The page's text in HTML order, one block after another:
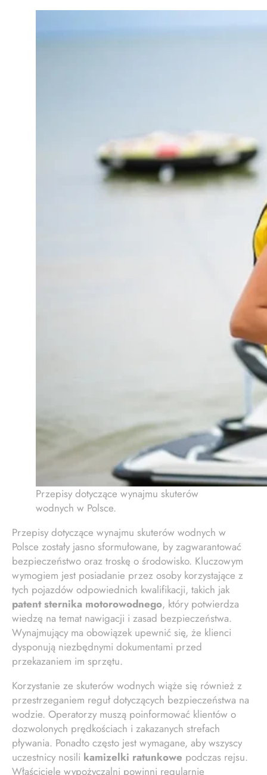
Przepisy dotyczące wynajmu skuterów
wodnych w Polsce.
Przepisy dotyczące wynajmu skuterów wodnych w
Polsce zostały jasno sformułowane, by zagwarantować
bezpieczeństwo oraz troskę o środowisko. Kluczowym
wymogiem jest posiadanie przez osoby korzystające z
tych pojazdów odpowiednich kwalifikacji, takich jak
patent sternika motorowodnego, który potwierdza
wiedzę na temat nawigacji i zasad bezpieczeństwa.
Wynajmujący ma obowiązek upewnić się, że klienci
dysponują niezbędnymi dokumentami przed
przekazaniem im sprzętu.
Korzystanie ze skuterów wodnych wiąże się również z
przestrzeganiem reguł dotyczących bezpieczeństwa na
wodzie. Operatorzy muszą poinformować klientów o
dozwolonych prędkościach i zakazanych strefach
pływania. Ponadto często jest wymagane, aby wszyscy
uczestnicy nosili kamizelki ratunkowe podczas rejsu.
Właściciele wypożyczalni powinni regularnie